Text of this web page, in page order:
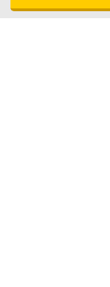
スマートウォッチ買取査定